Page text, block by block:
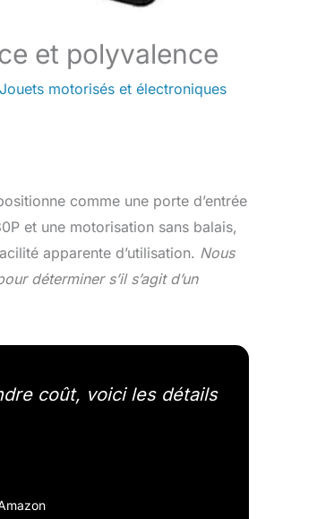
et polyvalence
Jouets motorisés et électroniques
comme une porte d’entrée
et une motorisation sans balais,
apparente d’utilisation. Nous
déterminer s’il s’agit d’un
coût, voici les détails